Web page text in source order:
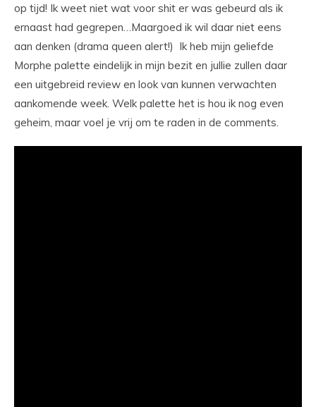
op tijd! Ik weet niet wat voor shit er was gebeurd als ik
ernaast had gegrepen…Maargoed ik wil daar niet eens
aan denken (drama queen alert!) Ik heb mijn geliefde
Morphe palette eindelijk in mijn bezit en jullie zullen daar
een uitgebreid review en look van kunnen verwachten
aankomende week. Welk palette het is hou ik nog even
geheim, maar voel je vrij om te raden in de comments.